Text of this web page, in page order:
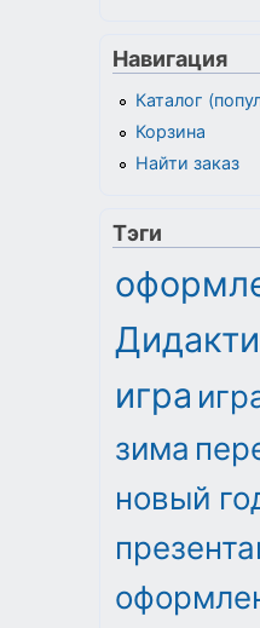
Навигация
Каталог
Корзина
Найти заказ
Тэги
игра
зима
новый